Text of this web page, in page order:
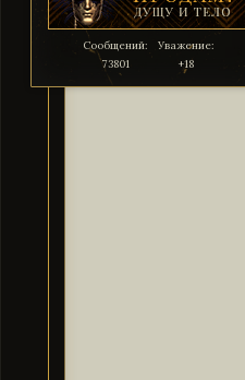
Сообщений:
73801
Уважение:
+18